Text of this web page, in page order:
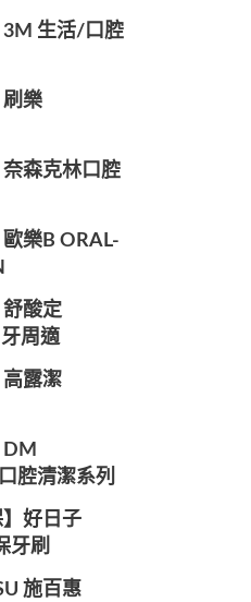
生活/口腔
樂
森克林口腔
樂B ORAL-
酸定
周適
露潔
腔清潔系列
好日子
牙刷
施百惠